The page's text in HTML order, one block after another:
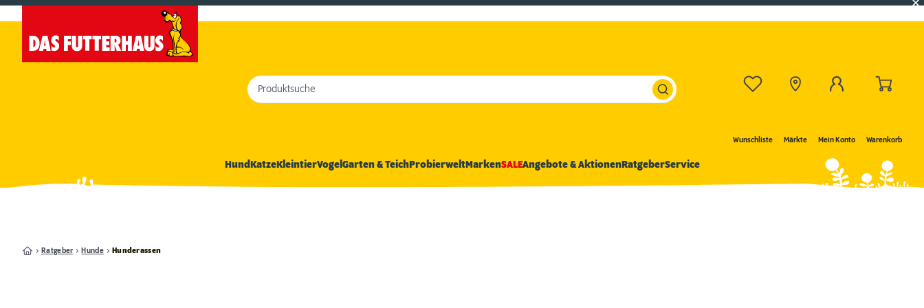
Wunschliste Märkte Mein Konto Warenkorb
Produktsuche
HundKatzeKleintierVogel Garten & TeichProbierweltMarkenSALEAngebote & AktionenRatgeberService
Ratgeber Hunde Hunderassen